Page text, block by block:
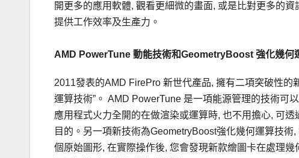
開更多的應用軟體, 觀看更細微的畫面, 或是比對更多的
提供工作效率及生產力。
AMD PowerTune 動能技術和GeometryBoost 強化幾何
2011發表的AMD FirePro 新世代產品, 擁有二項突破性
運算技術”。 AMD PowerTune 是一項能源管理的技術可
應用程式火力全開的在做渲染或運算時, 也不用擔心, 可
目的。另一項新技術為GeometryBoost強化幾何運算技
個原始圖形, 在實際操作後, 您會發現新款繪圖卡在處理